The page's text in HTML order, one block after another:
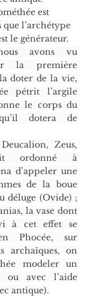
est
que l’archétype
le générateur.
avons vu
la première
doter de la vie,
pétrit l’argile
le corps du
dotera de
Zeus,
ordonné à
d’appeler une
de la boue
déluge (Ovide) ;
la vase dont
à cet effet se
Phocée, sur
archaïques, on
modeler un
ou avec l’aide
antique).